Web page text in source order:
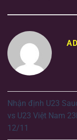
Nhận định U23
vs U23 Việt Nam
12/11